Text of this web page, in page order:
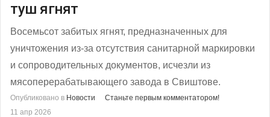
туш ягнят
Восемьсот забитых ягнят, предназначенных для
уничтожения из-за отсутствия санитарной маркировки
и сопроводительных документов, исчезли из
мясоперерабатывающего завода в Свиштове.
Опубликовано в Новости
Станьте первым комментатором!
11 апр 2026